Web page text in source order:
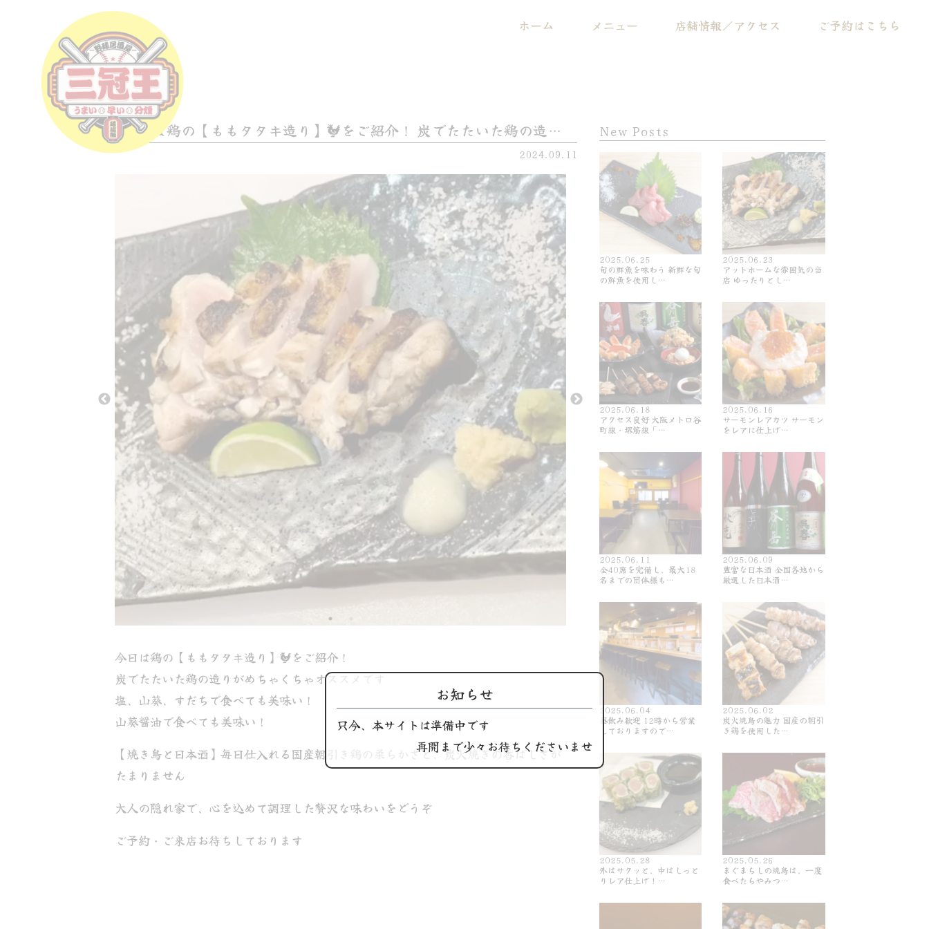
ホーム メニュー 店舗情報／アクセス ご予約はこちら
今日は鶏の【ももタタキ造り】🐓をご紹介！ 炭でたたいた鶏の造…
2024.09.11
今日は鶏の【ももタタキ造り】🐓をご紹介！
炭でたたいた鶏の造りがめちゃくちゃオススメです
塩、山葵、すだちで食べても美味い！
山葵醤油で食べても美味い！
【焼き鳥と日本酒】毎日仕入れる国産朝引き鶏の柔らかさと、炭火焼きの香ばしさが
たまりません
大人の隠れ家で、心を込めて調理した贅沢な味わいをどうぞ
ご予約・ご来店お待ちしております
New Posts
2025.06.25
旬の鮮魚を味わう 新鮮な旬
の鮮魚を使用し…
2025.06.23
アットホームな雰囲気の当
店 ゆったりとし…
2025.06.18
アクセス良好 大阪メトロ谷
町線・堺筋線「…
2025.06.16
サーモンレアカツ サーモン
をレアに仕上げ…
2025.06.11
全40席を完備し、最大18
名までの団体様も…
2025.06.09
豊富な日本酒 全国各地から
厳選した日本酒…
2025.06.04
昼飲み歓迎 12時から営業
しておりますので…
2025.06.02
炭火焼鳥の魅力 国産の朝引
き鶏を使用した…
2025.05.28
外はサクッと、中はしっと
りレア仕上げ！…
2025.05.26
まぐまらしの焼鳥は、一度
食べたらやみつ…
お知らせ
只今、本サイトは準備中です
再開まで少々お待ちくださいませ